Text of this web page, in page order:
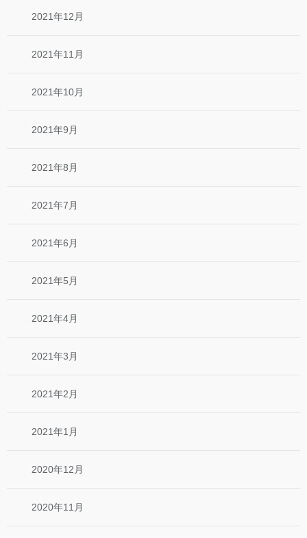
2021年12月
2021年11月
2021年10月
2021年9月
2021年8月
2021年7月
2021年6月
2021年5月
2021年4月
2021年3月
2021年2月
2021年1月
2020年12月
2020年11月